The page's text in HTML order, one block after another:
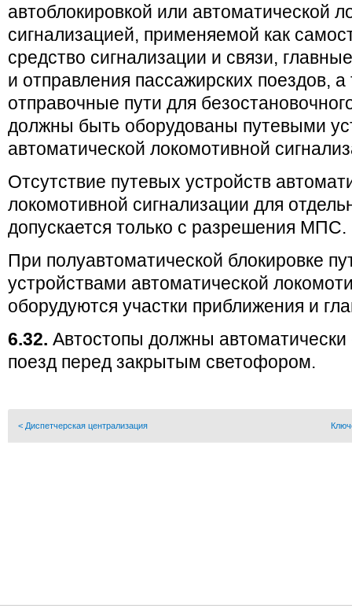
автоблокировкой или автоматической
сигнализацией, применяемой как
средство сигнализации и связи,
и отправления пассажирских поездов,
отправочные пути для
должны быть оборудованы путевыми
автоматической локомотивной
Отсутствие путевых устройств
локомотивной сигнализации для
допускается только с разрешения МПС.
При полуавтоматической блокировке
устройствами автоматической
оборудуются участки приближения и
6.32. Автостопы должны автоматически
поезд перед закрытым светофором.
< Диспетчерская централизация